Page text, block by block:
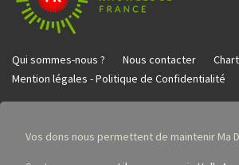
Qui sommes-nous ? Nous contacter
Mention légales - Politique de Confidentialité
Vos dons nous permettent de maintenir Ma